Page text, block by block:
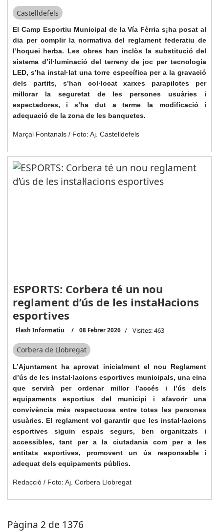
Castelldefels
El Camp Esportiu Municipal de la Vía Fèrria s¡ha posat al
dia per complir la normativa del reglament federatiu de
l’hoquei herba. Les obres han inclòs la substitució del
sistema d’il·luminació del terreny de joc per tecnologia
LED, s’ha instal·lat una torre específica per a la gravació
dels partits, s’han col·locat xarxes parapilotes per
millorar la seguretat de les persones usuàries i
espectadores, i s’ha dut a terme la modificació i
adequació de la zona de les banquetes.
Marçal Fontanals / Foto: Aj. Castelldefels
ESPORTS: Corbera té un nou
reglament d’ús de les instal·lacions
esportives
Flash Informatiu 08 Febrer 2026 Visites: 463
Corbera de Llobregat
L’Ajuntament ha aprovat inicialment el nou Reglament
d’ús de les instal·lacions esportives municipals, una eina
que servirà per ordenar millor l’accés i l’ús dels
equipaments esportius del municipi i afavorir una
convivència més respectuosa entre totes les persones
usuàries. El reglament vol garantir que les instal·lacions
esportives siguin espais segurs, ben organitzats i
accessibles, tant per a la ciutadania com per a les
entitats esportives, promovent un ús responsable i
adequat dels equipaments públics.
Redacció / Foto: Aj. Corbera Llobregat
Pàgina 2 de 1376